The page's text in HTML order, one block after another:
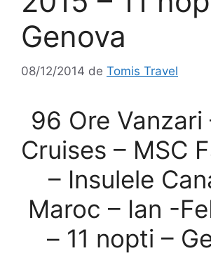
Genova
08/12/2014 de Tomis Travel
96 Ore Vanzari
Cruises – MSC
– Insulele
Maroc – Ian -
– 11 nopti –